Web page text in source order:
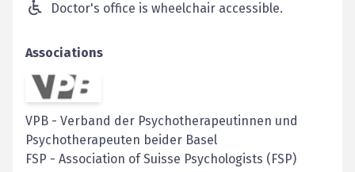
Doctor's office is wheelchair accessible.
Associations
VPB - Verband der Psychotherapeutinnen und
Psychotherapeuten beider Basel
FSP - Association of Suisse Psychologists (FSP)